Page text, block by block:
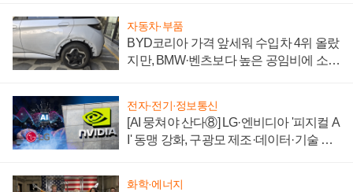
자동차·부품
BYD코리아 가격 앞세워 수입차 4위 올랐
지만, BMW·벤츠보다 높은 공임비에 소비
전자·전기·정보통신
[AI 뭉쳐야 산다⑧] LG·엔비디아 '피지컬 A
I' 동맹 강화, 구광모 제조·데이터·기술 결
화학·에너지